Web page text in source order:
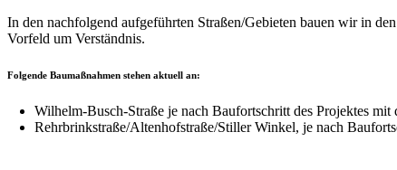
In den nachfolgend aufgeführten Straßen/Gebieten bauen wir in
Vorfeld um Verständnis.
Folgende Baumaßnahmen stehen aktuell an:
Wilhelm-Busch-Straße je nach Baufortschritt des Projektes
Rehrbrinkstraße/Altenhofstraße/Stiller Winkel, je nach